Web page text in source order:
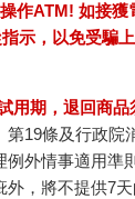
作ATM! 如接獲
示，以免受騙上
用期，退回商品
19條及行政院
例外情事適用準
，將不提供7天